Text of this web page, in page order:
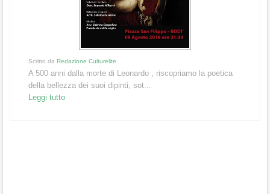
Scritto da Redazione Culturelite
A 500 anni dalla morte di Leonardo , riscopriamo la poetica
della bellezza dei suoi dipinti, sot...
Leggi tutto